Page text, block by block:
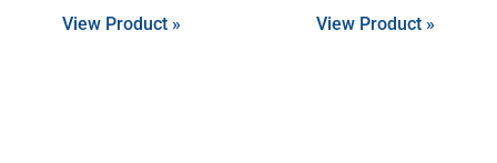
View Product » View Product »